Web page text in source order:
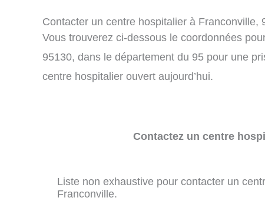
Contacter un centre hospitalier à Franconville,
Vous trouverez ci-dessous le coordonnées
95130, dans le département du 95 pour une
centre hospitalier ouvert aujourd’hui.
Contactez un centre
Liste non exhaustive pour contacter un
Franconville.